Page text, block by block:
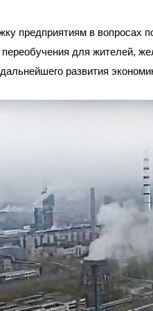
предприятиям в вопросах
для жителей,
развития